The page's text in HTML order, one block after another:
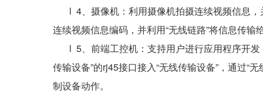
l 4、摄像机：利用摄像机拍摄连续视频信息，
连续视频信息编码，并利用“无线链路”将信息传输
l 5、前端工控机：支持用户进行应用程序开发
传输设备”的rj45接口接入“无线传输设备”，通过“
制设备动作。